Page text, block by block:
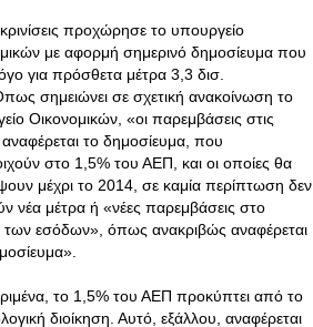
προχώρησε το υπουργείο
με αφορμή σημερινό δημοσίευμα που
για πρόσθετα μέτρα 3,3 δισ.
σημειώνει σε σχετική ανακοίνωση το
Οικονομικών, «οι παρεμβάσεις στις
το δημοσίευμα, που
στο 1,5% του ΑΕΠ, και οι οποίες θα
μέχρι το 2014, σε καμία περίπτωση δεν
νέα μέτρα ή «νέες παρεμβάσεις στο
των εσόδων», όπως ανακριβώς αναφέρεται
το 1,5% του ΑΕΠ προκύπτει από το
διοίκηση. Αυτό, εξάλλου, αναφέρεται